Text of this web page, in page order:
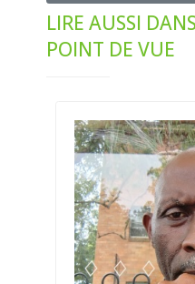
LIRE AUSSI
POINT DE VUE